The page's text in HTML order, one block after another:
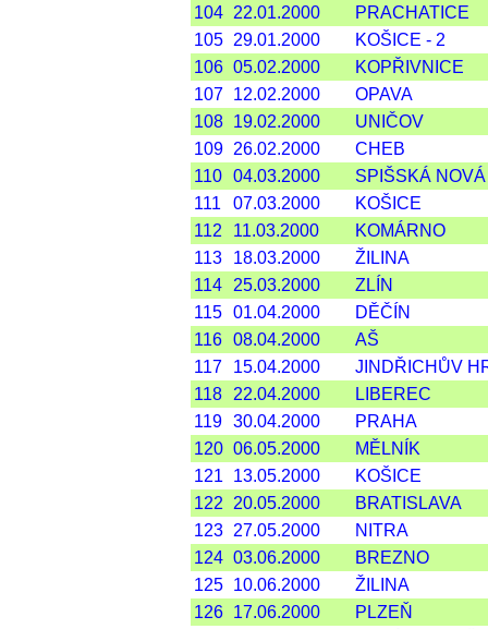
104 22.01.2000
PRACHATICE
105 29.01.2000
KOŠICE - 2
106 05.02.2000
KOPŘIVNICE
107 12.02.2000
OPAVA
108 19.02.2000
UNIČOV
109 26.02.2000
CHEB
110 04.03.2000
SPIŠSKÁ
111
07.03.2000
KOŠICE
112
11.03.2000
KOMÁRNO
113
18.03.2000
ŽILINA
114
25.03.2000
ZLÍN
115 01.04.2000
DĚČÍN
116 08.04.2000
AŠ
117
15.04.2000
JINDŘICHŮV
118
22.04.2000
LIBEREC
119 30.04.2000
PRAHA
120 06.05.2000
MĚLNÍK
121
13.05.2000
KOŠICE
122
20.05.2000
BRATISLAVA
123 27.05.2000
NITRA
124 03.06.2000
BREZNO
125 10.06.2000
ŽILINA
126 17.06.2000
PLZEŇ